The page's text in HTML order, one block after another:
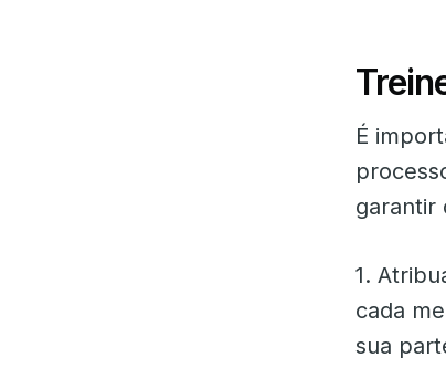
É
garantir
1.
cada
sua